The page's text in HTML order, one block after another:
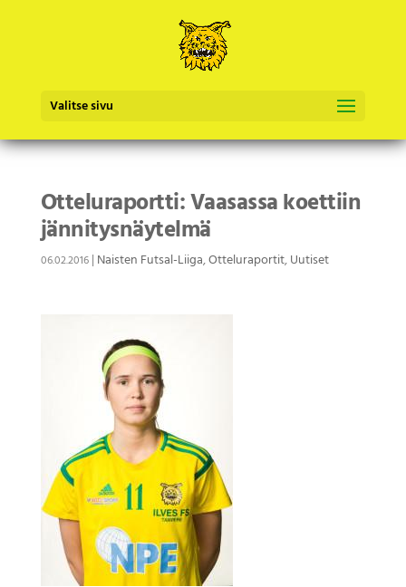
Valitse sivu
Otteluraportti: Vaasassa koettiin
jännitysnäytelmä
06.02.2016| Naisten Futsal-Liiga,Otteluraportit,Uutiset